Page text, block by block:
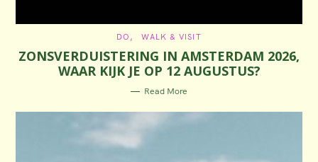
C
T
E
G
R
I
S
DO WALK & VISIT
ZONSVERDUISTERING IN AMSTERDAM 2026,
WAAR KIJK JE OP 12 AUGUSTUS?
Read More